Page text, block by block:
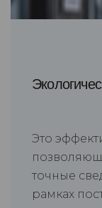
Это
точные
рамках